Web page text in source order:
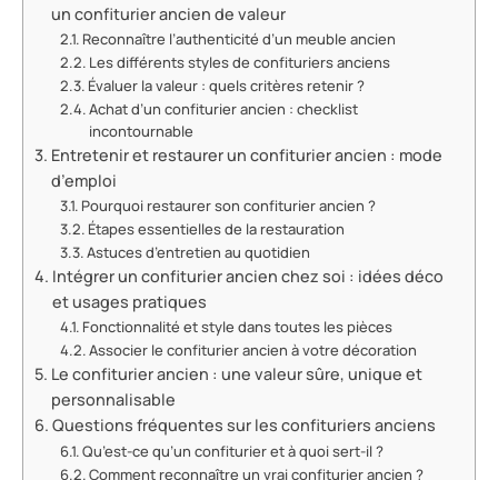
un confiturier ancien de valeur
Reconnaître l’authenticité d’un meuble ancien
Les différents styles de confituriers anciens
Évaluer la valeur : quels critères retenir ?
Achat d’un confiturier ancien : checklist
incontournable
Entretenir et restaurer un confiturier ancien : mode
d’emploi
Pourquoi restaurer son confiturier ancien ?
Étapes essentielles de la restauration
Astuces d’entretien au quotidien
Intégrer un confiturier ancien chez soi : idées déco
et usages pratiques
Fonctionnalité et style dans toutes les pièces
Associer le confiturier ancien à votre décoration
Le confiturier ancien : une valeur sûre, unique et
personnalisable
Questions fréquentes sur les confituriers anciens
Qu’est-ce qu’un confiturier et à quoi sert-il ?
Comment reconnaître un vrai confiturier ancien ?